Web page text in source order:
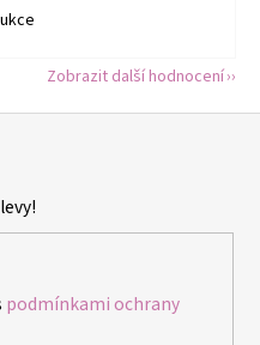
Zobrazit další hodnocení
podmínkami ochrany